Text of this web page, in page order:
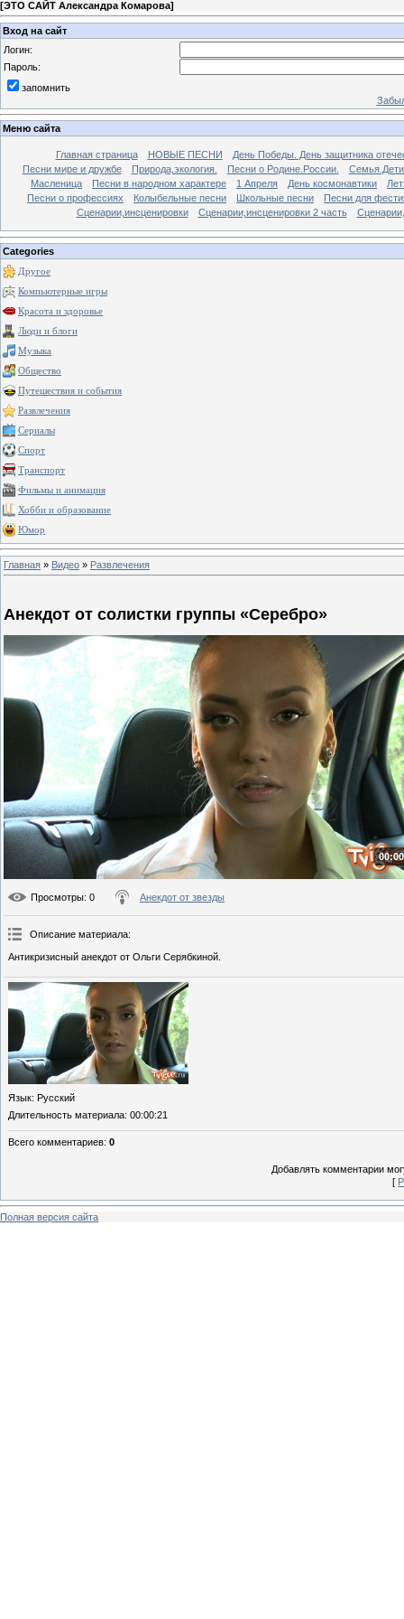
[ЭТО САЙТ Александра Комарова]
Вход на сайт
Логин:
Пароль:
запомнить
Меню сайта
Главная страница НОВЫЕ ПЕСНИ
День Победы. День защитника
Песни мире и дружбе
Природа,экология. Песни о Родине.России.
Масленица
Песни в народном характере 1 Апреля День космонавтики
Песни о профессиях
Колыбельные песни Школьные песни
Песни для
Сценарии,инсценировки
Сценарии,инсценировки 2 часть
Categories
Другое
Компьютерные игры
Красота и здоровье
Люди и блоги
Музыка
Общество
Путешествия и события
Развлечения
Сериалы
Спорт
Транспорт
Фильмы и анимация
Хобби и образование
Юмор
Главная » Видео » Развлечения
Анекдот от солистки группы «Серебро»
Просмотры: 0 Анекдот от звезды
Описание материала:
Антикризисный анекдот от Ольги Серябкиной.
Язык: Русский
Длительность материала: 00:00:21
Всего комментариев: 0
Добавлять комментарии
[
Полная версия сайта